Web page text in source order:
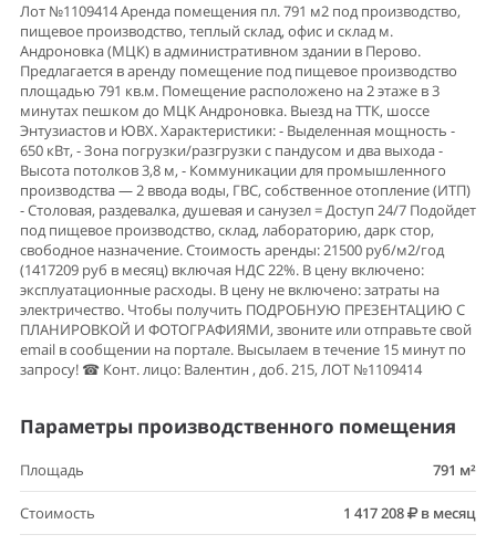
Лот №1109414 Аренда помещения пл. 791 м2 под производство,
пищевое производство, теплый склад, офис и склад м.
Андроновка (МЦК) в административном здании в Перово.
Предлагается в аренду помещение под пищевое производство
площадью 791 кв.м. Помещение расположено на 2 этаже в 3
минутах пешком до МЦК Андроновка. Выезд на ТТК, шоссе
Энтузиастов и ЮВХ. Характеристики: - Выделенная мощность -
650 кВт, - Зона погрузки/разгрузки с пандусом и два выхода -
Высота потолков 3,8 м, - Коммуникации для промышленного
производства — 2 ввода воды, ГВС, собственное отопление (ИТП)
- Столовая, раздевалка, душевая и санузел = Доступ 24/7 Подойдет
под пищевое производство, склад, лабораторию, дарк стор,
свободное назначение. Стоимость аренды: 21500 руб/м2/год
(1417209 руб в месяц) включая НДС 22%. В цену включено:
эксплуатационные расходы. В цену не включено: затраты на
электричество. Чтобы получить ПОДРОБНУЮ ПРЕЗЕНТАЦИЮ С
ПЛАНИРОВКОЙ И ФОТОГРАФИЯМИ, звоните или отправьте свой
email в сообщении на портале. Высылаем в течение 15 минут по
запросу! ☎ Конт. лицо: Валентин , доб. 215, ЛОТ №1109414
Параметры производственного помещения
Площадь 791 м²
Стоимость 1 417 208 в месяц